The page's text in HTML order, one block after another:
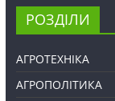
РОЗДІЛИ
АГРОТЕХНІКА
АГРОПОЛІТИКА